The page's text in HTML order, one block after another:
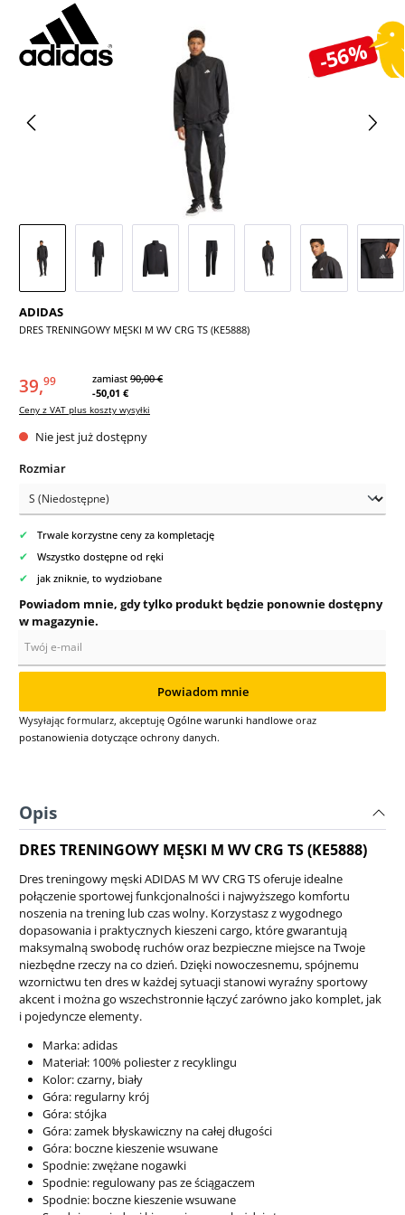
-56%
Pomiń galerię zdjęć
ADIDAS
DRES TRENINGOWY MĘSKI M WV CRG TS (KE5888)
39,99 zamiast 90,00 €
-50,01 €
Ceny z VAT plus koszty wysyłki
Nie jest już dostępny
Wybierz
Rozmiar
✔ Trwale korzystne ceny za kompletację
✔ Wszystko dostępne od ręki
✔ jak zniknie, to wydziobane
Powiadom mnie, gdy tylko produkt będzie ponownie dostępny
w magazynie.
Powiadom mnie
Wysyłając formularz, akceptuję Ogólne warunki handlowe oraz
postanowienia dotyczące ochrony danych.
Opis
DRES TRENINGOWY MĘSKI M WV CRG TS (KE5888)
Dres treningowy męski ADIDAS M WV CRG TS oferuje idealne
połączenie sportowej funkcjonalności i najwyższego komfortu
noszenia na trening lub czas wolny. Korzystasz z wygodnego
dopasowania i praktycznych kieszeni cargo, które gwarantują
maksymalną swobodę ruchów oraz bezpieczne miejsce na Twoje
niezbędne rzeczy na co dzień. Dzięki nowoczesnemu, spójnemu
wzornictwu ten dres w każdej sytuacji stanowi wyraźny sportowy
akcent i można go wszechstronnie łączyć zarówno jako komplet, jak
i pojedyncze elementy.
Marka: adidas
Materiał: 100% poliester z recyklingu
Kolor: czarny, biały
Góra: regularny krój
Góra: stójka
Góra: zamek błyskawiczny na całej długości
Góra: boczne kieszenie wsuwane
Spodnie: zwężane nogawki
Spodnie: regulowany pas ze ściągaczem
Spodnie: boczne kieszenie wsuwane